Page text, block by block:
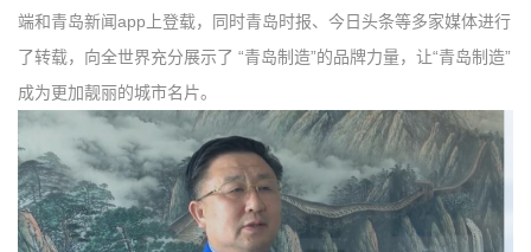
端和青岛新闻app上登载，同时青岛时报、今日头条等多家媒体进行
了转载，向全世界充分展示了 “青岛制造”的品牌力量，让“青岛制造”
成为更加靓丽的城市名片。